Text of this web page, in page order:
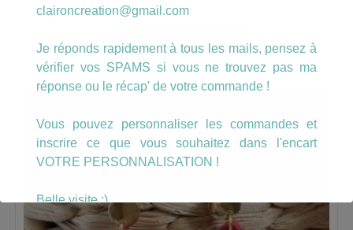
13.00€
AJOUTER AU PANIER
claironcreation@gmail.com
Je réponds rapidement à tous les mails, pensez à
vérifier vos SPAMS si vous ne trouvez pas ma
réponse ou le récap' de votre commande !
Vous pouvez personnaliser les commandes et
inscrire ce que vous souhaitez dans l'encart
VOTRE PERSONNALISATION !
Belle visite :)